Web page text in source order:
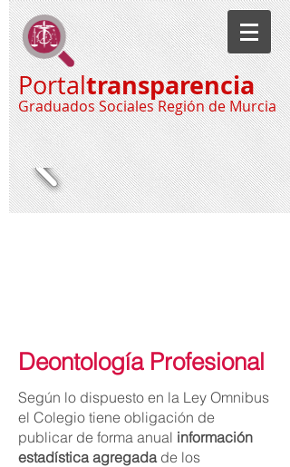
Portaltransparencia
Graduados Sociales Región de Murcia
Deontología Profesional
Según lo dispuesto en la Ley Omnibus
el Colegio tiene obligación de
publicar de forma anual información
estadística agregadade los